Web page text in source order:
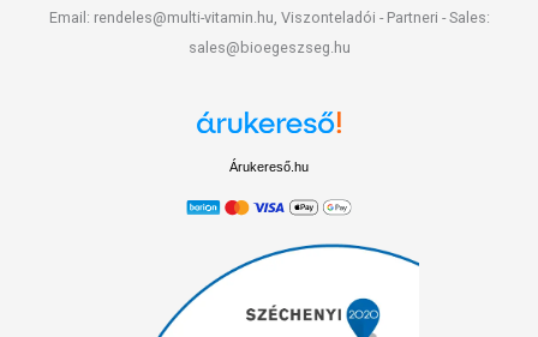
Email: rendeles@multi-vitamin.hu, Viszonteladói - Partneri - Sales:
sales@bioegeszseg.hu
Árukereső.hu